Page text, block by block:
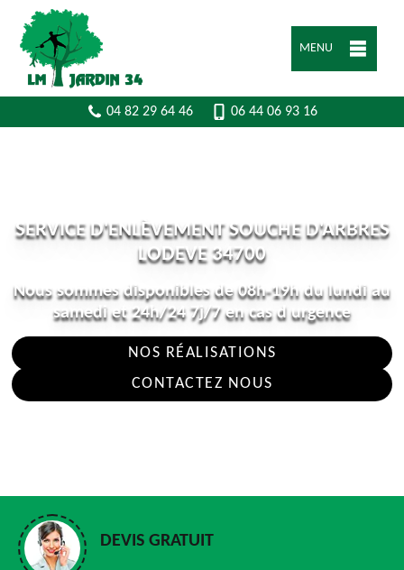
MENU
04 82 29 64 46 06 44 06 93 16
SERVICE D'ENLÈVEMENT SOUCHE D'ARBRES
LODEVE 34700
Nous sommes disponibles de 08h-19h du lundi au
samedi et 24h/24 7j/7 en cas d urgence
NOS RÉALISATIONS
CONTACTEZ NOUS
DEVIS GRATUIT